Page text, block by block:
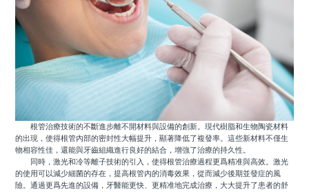
根管治療技術的不斷進步離不開材料與設備的創新。現代樹脂和生物陶瓷材料
的出現，使得根管內部的密封性大幅提升，顯著降低了複發率。這些新材料不僅生
物相容性佳，還能與牙齒組織進行良好的結合，增強了治療的持久性。
同時，激光和冷等離子技術的引入，使得根管治療過程更爲精准與高效。激光
的使用可以減少細菌的存在，提高根管內的消毒效果，從而減少後期並發症的風
險。通過更爲先進的設備，牙醫能更快、更精准地完成治療，大大提升了患者的舒